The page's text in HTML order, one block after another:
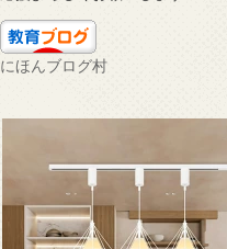
にほんブログ村